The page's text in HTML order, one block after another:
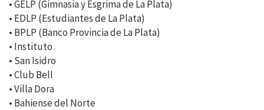
• GELP (Gimnasia y Esgrima de La Plata)
• EDLP (Estudiantes de La Plata)
• BPLP (Banco Provincia de La Plata)
• Instituto
• San Isidro
• Club Bell
• Villa Dora
• Bahiense del Norte